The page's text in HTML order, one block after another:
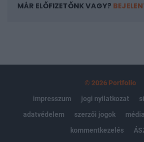
MÁR ELŐFIZETŐNK VAGY?
© 2026 Portfolio
impresszum
jogi nyilatkozat
adatvédelem
szerzői jogok
kommentkezelés